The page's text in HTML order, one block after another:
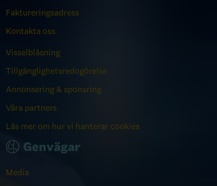
Faktureringsadress
Kontakta oss
Visselblåsning
Tillgänglighetsredogörelse
Annonsering & sponsring
Våra partners
Läs mer om hur vi hanterar cookies
Genvägar
Media